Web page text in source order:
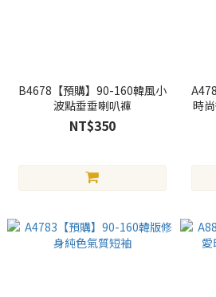
B4678【預購】90-160韓風小
波點垂垂喇叭褲
NT$350
時